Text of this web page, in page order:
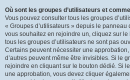
Où sont les groupes d’utilisateurs et
Vous pouvez consulter tous les groupes
« Groupes d’utilisateurs » depuis le panneau
vous souhaitez en rejoindre un, cliquez sur
tous les groupes d’utilisateurs ne sont pas
Certains peuvent nécessiter une
d’autres peuvent même être invisibles. Si le
rejoindre en cliquant sur le bouton dédié. Si
une approbation, vous devez cliquer